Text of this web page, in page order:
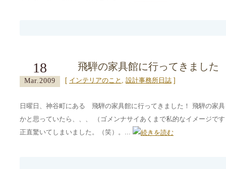
飛騨の家具館に行ってきました
18
Mar.2009 [ インテリアのこと , 設計事務所日誌 ]
日曜日、神谷町にある 飛騨の家具館に行ってきました！ 飛騨の家
かと思っていたら、、、 （ゴメンナサイあくまで私的なイメージで
正直驚いてしまいました。（笑）。...